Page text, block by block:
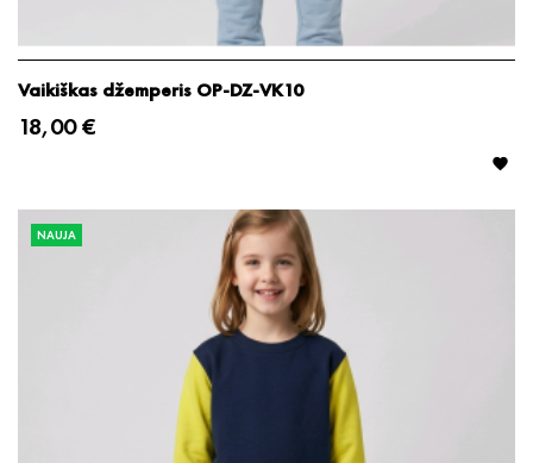
Vaikiškas džemperis OP-DZ-VK10
18,00 €

NAUJA